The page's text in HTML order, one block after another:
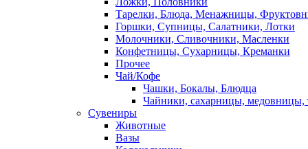
Тарелки, Блюда, Менажницы,
Горшки, Супницы, Салатники, Лотки
Молочники, Сливочники, Масленки
Конфетницы, Сухарницы, Креманки
Прочее
Чай/Кофе
Чашки, Бокалы, Блюдца
Чайники, сахарницы, медовницы,
Сувениры
Животные
Вазы